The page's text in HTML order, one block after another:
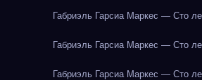
Габриэль Гарсиа Маркес — Сто
Габриэль Гарсиа Маркес — Сто
Габриэль Гарсиа Маркес — Сто